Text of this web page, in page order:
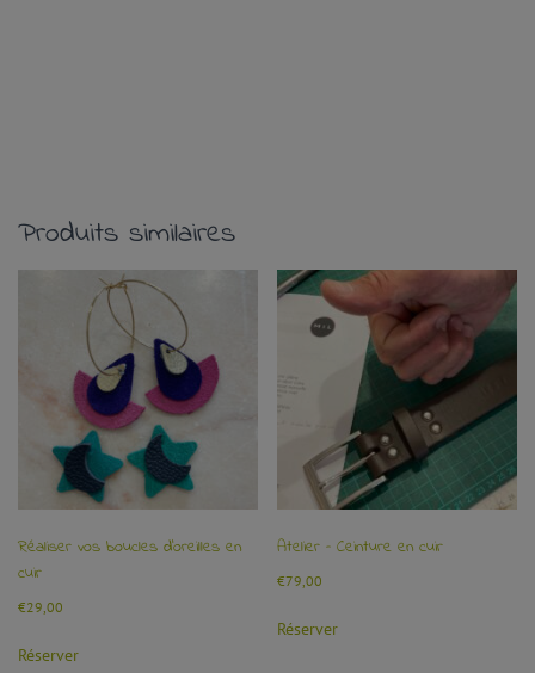
Produits similaires
Réaliser vos boucles d’oreilles en
cuir
€29,00
Réserver
Atelier – Ceinture en cuir
€79,00
Réserver